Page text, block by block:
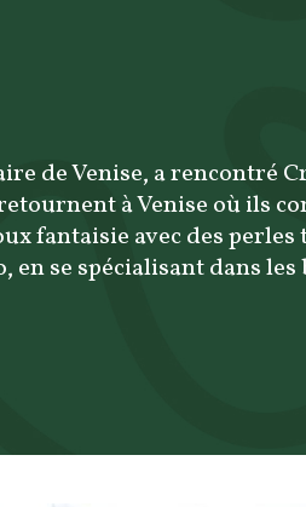
de Venise, a rencontré
à Venise où ils
fantaisie avec des
en se spécialisant dans